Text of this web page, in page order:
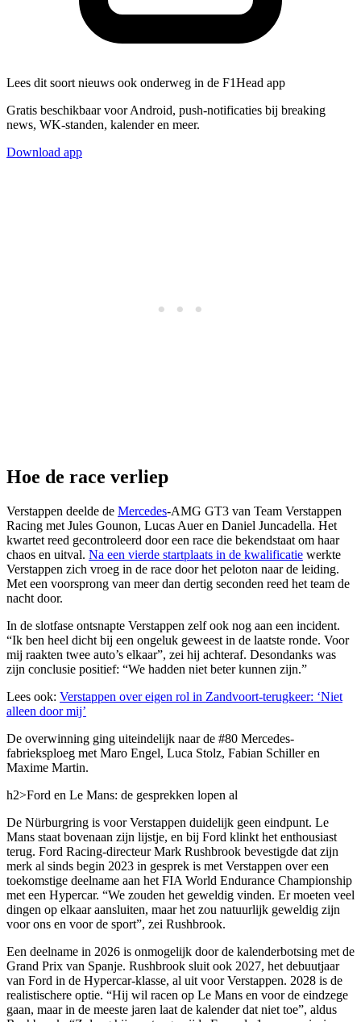
Lees dit soort nieuws ook onderweg in de F1Head app
Gratis beschikbaar voor Android, push-notificaties bij breaking
news, WK-standen, kalender en meer.
Download app
Hoe de race verliep
Verstappen deelde de Mercedes-AMG GT3 van Team Verstappen
Racing met Jules Gounon, Lucas Auer en Daniel Juncadella. Het
kwartet reed gecontroleerd door een race die bekendstaat om haar
chaos en uitval. Na een vierde startplaats in de kwalificatie werkte
Verstappen zich vroeg in de race door het peloton naar de leiding.
Met een voorsprong van meer dan dertig seconden reed het team de
nacht door.
In de slotfase ontsnapte Verstappen zelf ook nog aan een incident.
“Ik ben heel dicht bij een ongeluk geweest in de laatste ronde. Voor
mij raakten twee auto’s elkaar”, zei hij achteraf. Desondanks was
zijn conclusie positief: “We hadden niet beter kunnen zijn.”
Lees ook: Verstappen over eigen rol in Zandvoort-terugkeer: ‘Niet
alleen door mij’
De overwinning ging uiteindelijk naar de #80 Mercedes-
fabrieksploeg met Maro Engel, Luca Stolz, Fabian Schiller en
Maxime Martin.
h2>Ford en Le Mans: de gesprekken lopen al
De Nürburgring is voor Verstappen duidelijk geen eindpunt. Le
Mans staat bovenaan zijn lijstje, en bij Ford klinkt het enthousiast
terug. Ford Racing-directeur Mark Rushbrook bevestigde dat zijn
merk al sinds begin 2023 in gesprek is met Verstappen over een
toekomstige deelname aan het FIA World Endurance Championship
met een Hypercar. “We zouden het geweldig vinden. Er moeten veel
dingen op elkaar aansluiten, maar het zou natuurlijk geweldig zijn
voor ons en voor de sport”, zei Rushbrook.
Een deelname in 2026 is onmogelijk door de kalenderbotsing met de
Grand Prix van Spanje. Rushbrook sluit ook 2027, het debuutjaar
van Ford in de Hypercar-klasse, al uit voor Verstappen. 2028 is de
realistischere optie. “Hij wil racen op Le Mans en voor de eindzege
gaan, maar in de meeste jaren laat de kalender dat niet toe”, aldus